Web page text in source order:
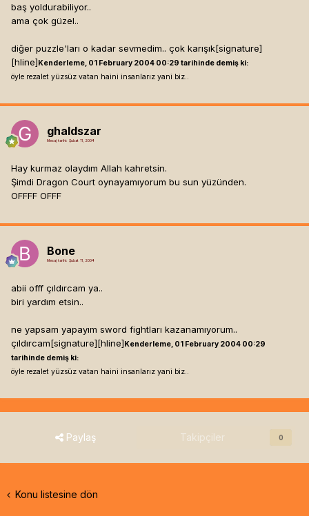
baş yoldurabiliyor..
ama çok güzel..
diğer puzzle'ları o kadar sevmedim.. çok karışık[signature]
[hline] Kenderleme, 01 February 2004 00:29 tarihinde demiş ki:
öyle rezalet yüzsüz vatan haini insanlarız yani biz..
ghaldszar
Mesaj tarihi: Şubat 11, 2004
Hay kurmaz olaydım Allah kahretsin.
Şimdi Dragon Court oynayamıyorum bu sun yüzünden.
OFFFF OFFF
Bone
Mesaj tarihi: Şubat 11, 2004
abii offf çıldırcam ya..
biri yardım etsin..
ne yapsam yapayım sword fightları kazanamıyorum..
çıldırcam[signature][hline] Kenderleme, 01 February 2004 00:29
tarihinde demiş ki:
öyle rezalet yüzsüz vatan haini insanlarız yani biz..
Paylaş Takipçiler 0
Konu listesine dön